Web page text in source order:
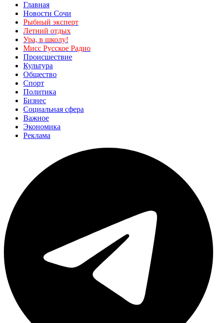
Главная
Новости Сочи
Рыбный эксперт
Летний отдых
Ура, в школу!
Мисс Русское Радио
Происшествие
Культура
Общество
Спорт
Политика
Бизнес
Социальная сфера
Важное
Экономика
Реклама